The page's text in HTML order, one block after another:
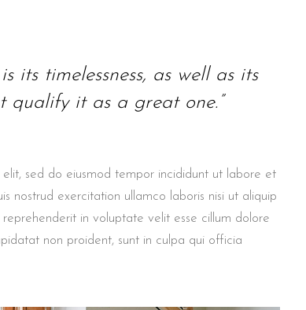
its timelessness, as well as its
qualify it as a great one.”
sed do eiusmod tempor incididunt ut labore et
nostrud exercitation ullamco laboris nisi ut aliquip
reprehenderit in voluptate velit esse cillum dolore
non proident, sunt in culpa qui officia